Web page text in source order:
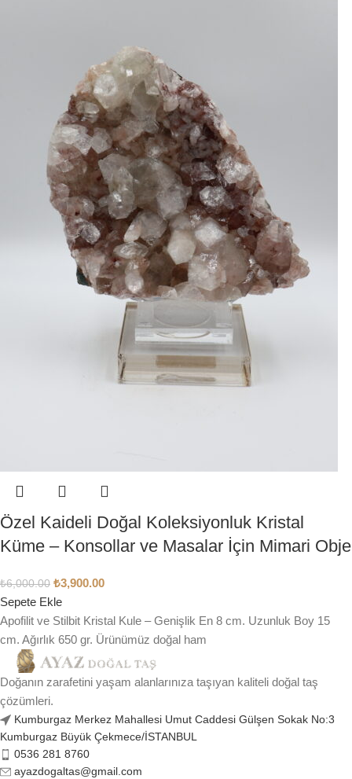
Özel Kaideli Doğal Koleksiyonluk Kristal
Küme – Konsollar ve Masalar İçin Mimari Obje
₺6,000.00 ₺3,900.00
Sepete Ekle
Apofilit ve Stilbit Kristal Kule – Genişlik En 8 cm. Uzunluk Boy 15
cm. Ağırlık 650 gr. Ürünümüz doğal ham
Doğanın zarafetini yaşam alanlarınıza taşıyan kaliteli doğal taş
çözümleri.
Kumburgaz Merkez Mahallesi Umut Caddesi Gülşen Sokak No:3
Kumburgaz Büyük Çekmece/İSTANBUL
0536 281 8760
ayazdogaltas@gmail.com